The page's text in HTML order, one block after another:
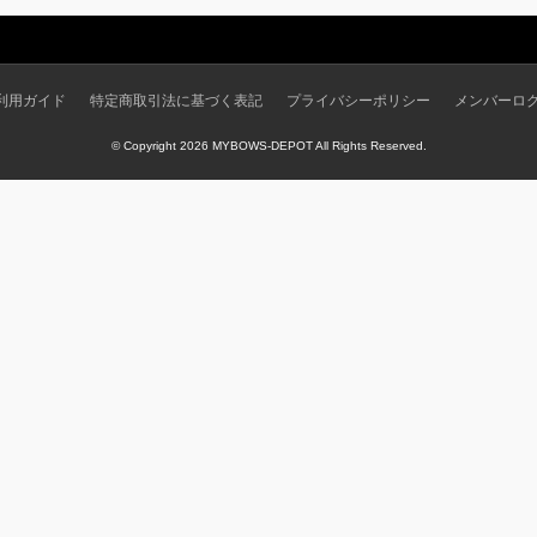
用ガイド 特定商取引法に基づく表記 プライバシーポリシー メンバーロ
© Copyright 2026 MYBOWS-DEPOT All Rights Reserved.